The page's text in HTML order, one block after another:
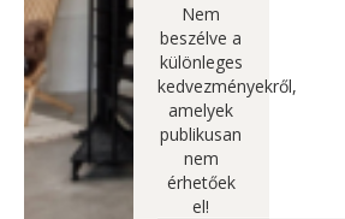
Nem
beszélve a
különleges
kedvezményekről,
amelyek
publikusan
nem
érhetőek
el!